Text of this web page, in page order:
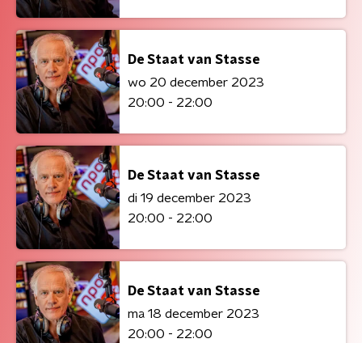
De Staat van Stasse
wo 20 december 2023
20:00 - 22:00
De Staat van Stasse
di 19 december 2023
20:00 - 22:00
De Staat van Stasse
ma 18 december 2023
20:00 - 22:00